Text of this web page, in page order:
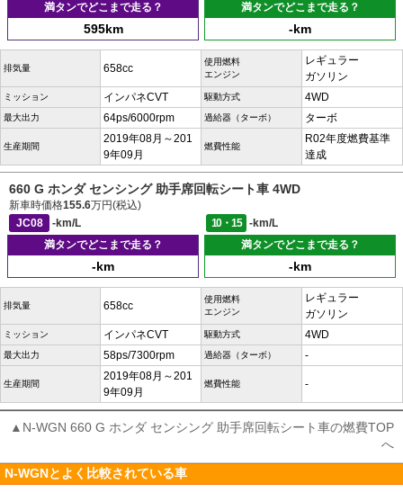
満タンでどこまで走る？
595km
満タンでどこまで走る？
-km
排気量 658cc
使用燃料
エンジン
レギュラー
ガソリン
ミッション インパネCVT 駆動方式 4WD
最大出力 64ps/6000rpm 過給器（ターボ） ターボ
生産期間
2019年08月～201
9年09月
燃費性能
R02年度燃費基準
達成
660 G ホンダ センシング 助手席回転シート車 4WD
新車時価格155.6万円(税込)
JC08
-km/L 10・15
-km/L
満タンでどこまで走る？
-km
満タンでどこまで走る？
-km
排気量 658cc
使用燃料
エンジン
レギュラー
ガソリン
ミッション インパネCVT 駆動方式 4WD
最大出力 58ps/7300rpm 過給器（ターボ） -
生産期間
2019年08月～201
9年09月
燃費性能 -
▲N-WGN 660 G ホンダ センシング 助手席回転シート車の燃費TOP
へ
N-WGNとよく比較されている車